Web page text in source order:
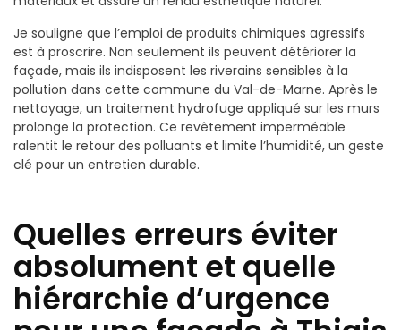
Je souligne que l’emploi de produits chimiques agressifs
est à proscrire. Non seulement ils peuvent détériorer la
façade, mais ils indisposent les riverains sensibles à la
pollution dans cette commune du Val-de-Marne. Après le
nettoyage, un traitement hydrofuge appliqué sur les murs
prolonge la protection. Ce revêtement imperméable
ralentit le retour des polluants et limite l’humidité, un geste
clé pour un entretien durable.
Quelles erreurs éviter
absolument et quelle
hiérarchie d’urgence